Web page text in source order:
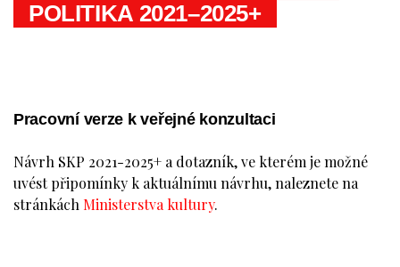
POLITIKA 2021–2025+
Pracovní verze k veřejné konzultaci
Návrh SKP 2021-2025+ a dotazník, ve kterém je možné
uvést připomínky k aktuálnímu návrhu, naleznete na
stránkách Ministerstva kultury.